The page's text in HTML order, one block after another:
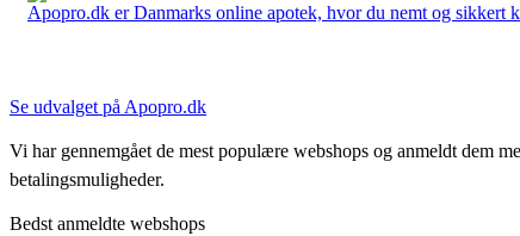
Apopro.dk er Danmarks online apotek, hvor du nemt og sikkert
Se udvalget på Apopro.dk
Vi har gennemgået de mest populære webshops og anmeldt dem
betalingsmuligheder.
Bedst anmeldte webshops